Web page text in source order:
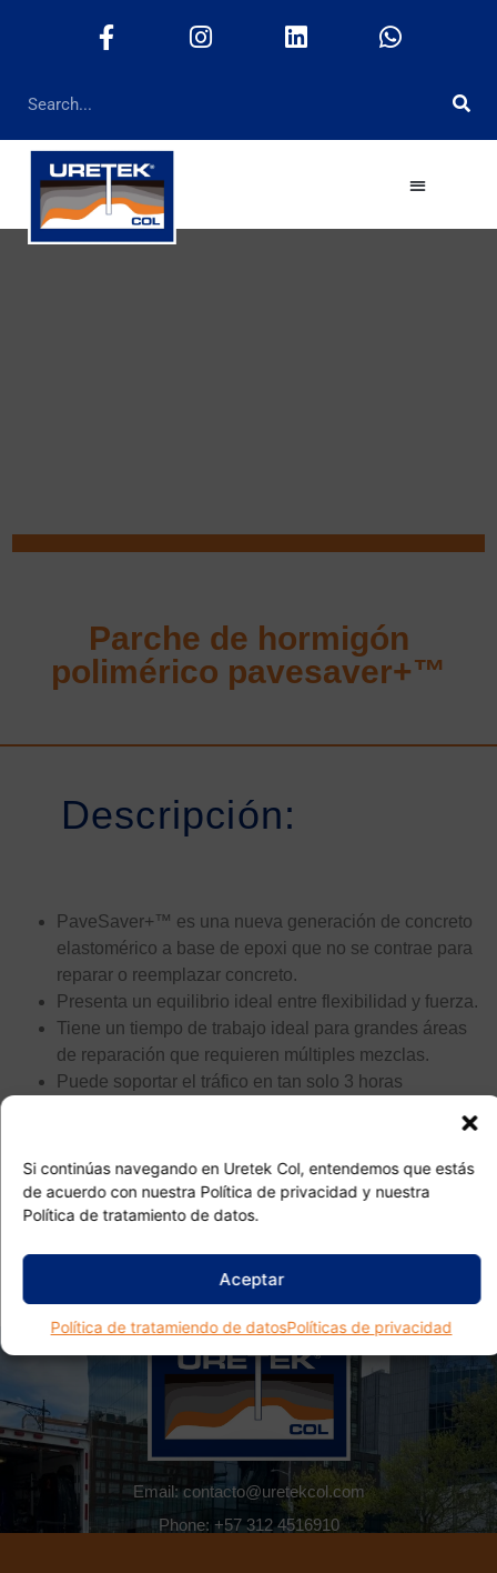
Si continúas navegando en Uretek Col, entendemos que estás
de acuerdo con nuestra Política de privacidad y nuestra
Política de tratamiento de datos.
Aceptar
Política de tratamiendo de datosPolíticas de privacidad
Parche de hormigón
polimérico pavesaver+™
Descripción:
PaveSaver+™ es una nueva generación de concreto
elastomérico a base de epoxi que no se contrae para
reparar o reemplazar concreto.
Presenta un equilibrio ideal entre flexibilidad y fuerza.
Tiene un tiempo de trabajo ideal para grandes áreas
de reparación que requieren múltiples mezclas.
Puede soportar el tráfico en tan solo 3 horas
Descarga Catalogo
Email: contacto@uretekcol.com
Phone: +57 312 4516910